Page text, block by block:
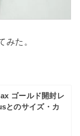
みた。
ゴールド開封レ
とのサイズ・カ